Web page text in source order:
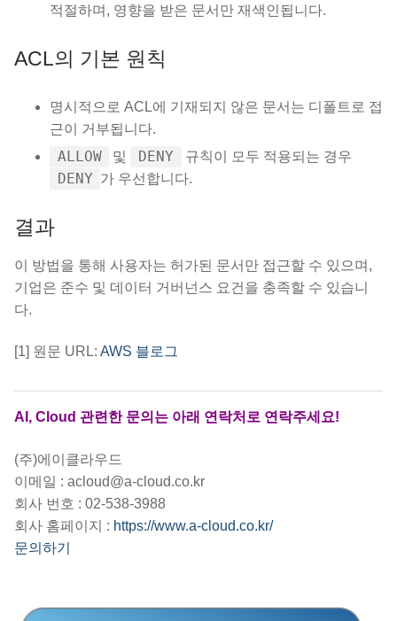
적절하며, 영향을 받은 문서만 재색인됩니다.
ACL의 기본 원칙
명시적으로 ACL에 기재되지 않은 문서는 디폴트로 접
근이 거부됩니다.
ALLOW 및 DENY 규칙이 모두 적용되는 경우
DENY 가 우선합니다.
결과
이 방법을 통해 사용자는 허가된 문서만 접근할 수 있으며,
기업은 준수 및 데이터 거버넌스 요건을 충족할 수 있습니
다.
[1] 원문 URL: AWS 블로그
AI, Cloud 관련한 문의는 아래 연락처로 연락주세요!
(주)에이클라우드
이메일 : acloud@a-cloud.co.kr
회사 번호 : 02-538-3988
회사 홈페이지 : https://www.a-cloud.co.kr/
문의하기